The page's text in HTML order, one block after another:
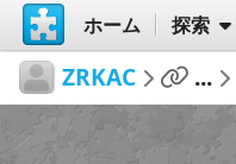
ホーム 探索
ZRKAC ...